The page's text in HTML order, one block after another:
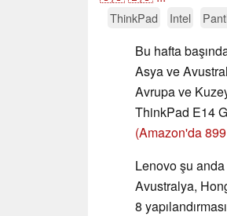
ThinkPad Intel
Bu hafta
Asya ve
Avrupa ve
ThinkPad E14
(Amazon'da
Lenovo şu
Avustralya,
8